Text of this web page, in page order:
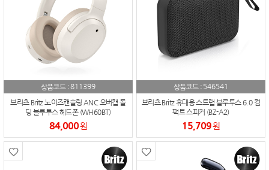
상품코드 :811399
브리츠 Britz 노이즈캔슬링 ANC 오버캡 폴
딩 블루투스 헤드폰 (WH60BT)
84,000원
상품코드 : 546541
브리츠 Britz 휴대용 스트랩 블루투스 6.0 컴
팩트 스피커 (BZ-A2)
15,709원